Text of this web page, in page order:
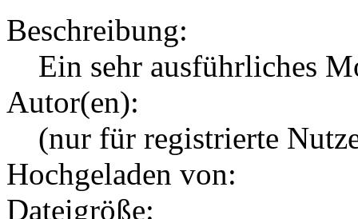
Beschreibung:
Ein sehr ausführliches
Autor(en):
(nur für registrierte
Hochgeladen von:
Dateigröße: